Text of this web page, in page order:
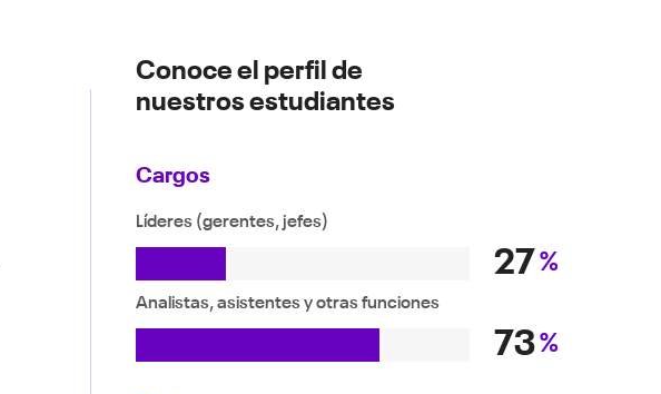
Conoce el perfil de
nuestros estudiantes
Cargos
Líderes (gerentes, jefes)
27 %
Analistas, asistentes y otras funciones
73%